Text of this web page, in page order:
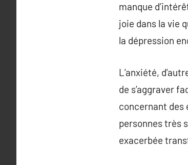
manque
joie dans la vie
la dépression
L’anxiété,
de s’aggraver
concernant des
personnes très
exacerbée